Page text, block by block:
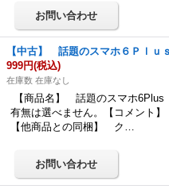
【中古】 話題のスマホ６Ｐｌ
999円(税込)
在庫数 在庫なし
【商品名】 話題のスマホ
有無は選べません。【コメント
【他商品との同梱】 ク…